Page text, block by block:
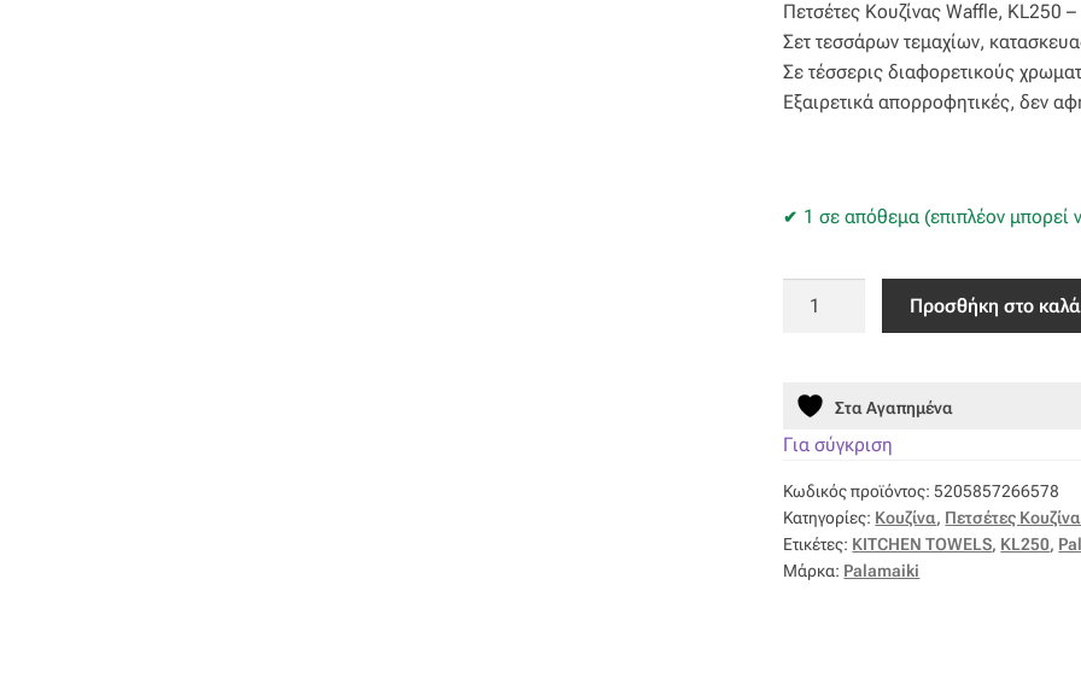
was:
14,50 €.
τιμή
είναι:
11,60 €.
Πετσέτες Κουζίνας Waffle, ΚL250
Σετ τεσσάρων τεμαχίων,
Σε τέσσερις διαφορετικούς
Εξαιρετικά απορροφητικές, δεν
1 σε απόθεμα (επιπλέον μπορεί
ΠΕΤΣΕΤΕΣ
ποσότητα
Προσθήκη στο
Στα Αγαπημένα
Για σύγκριση
Κωδικός προϊόντος:5205857266578
Κατηγορίες: Κουζίνα, Πετσέτες
Ετικέτες: KITCHEN TOWELS, KL250,
Μάρκα: Palamaiki